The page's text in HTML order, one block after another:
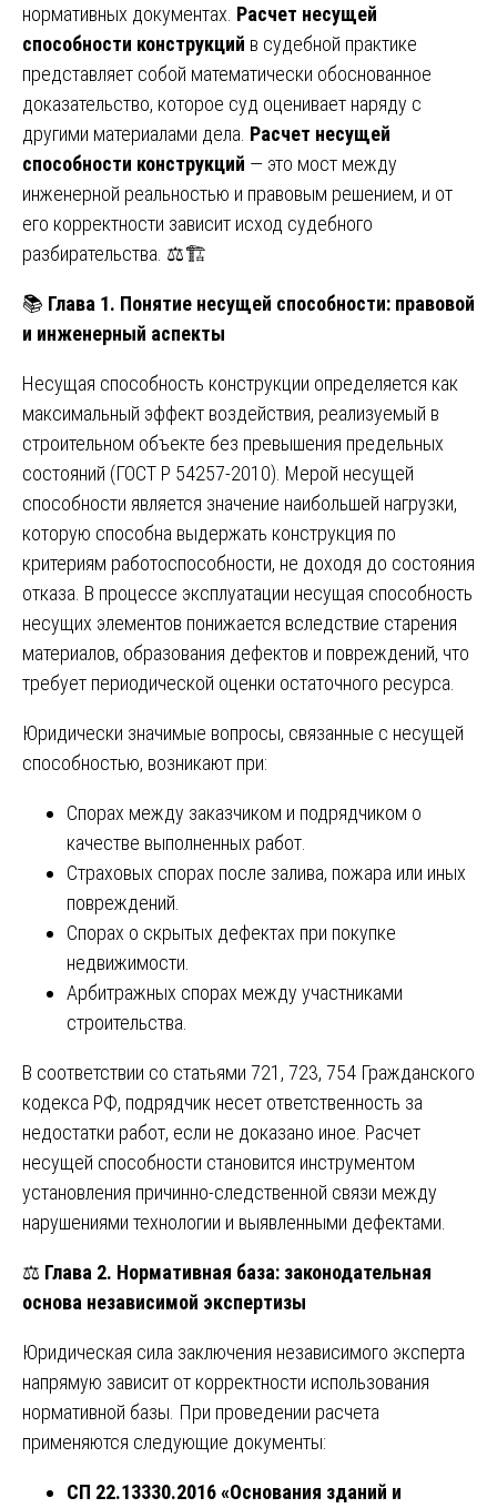
нормативных документах. Расчет несущей
способности конструкций в судебной практике
представляет собой математически обоснованное
доказательство, которое суд оценивает наряду с
другими материалами дела. Расчет несущей
способности конструкций — это мост между
инженерной реальностью и правовым решением, и от
его корректности зависит исход судебного
разбирательства. ⚖️🏗️
📚 Глава 1. Понятие несущей способности: правовой
и инженерный аспекты
Несущая способность конструкции определяется как
максимальный эффект воздействия, реализуемый в
строительном объекте без превышения предельных
состояний (ГОСТ Р 54257-2010). Мерой несущей
способности является значение наибольшей нагрузки,
которую способна выдержать конструкция по
критериям работоспособности, не доходя до состояния
отказа. В процессе эксплуатации несущая способность
несущих элементов понижается вследствие старения
материалов, образования дефектов и повреждений, что
требует периодической оценки остаточного ресурса.
Юридически значимые вопросы, связанные с несущей
способностью, возникают при:
Спорах между заказчиком и подрядчиком о
качестве выполненных работ.
Страховых спорах после залива, пожара или иных
повреждений.
Спорах о скрытых дефектах при покупке
недвижимости.
Арбитражных спорах между участниками
строительства.
В соответствии со статьями 721, 723, 754 Гражданского
кодекса РФ, подрядчик несет ответственность за
недостатки работ, если не доказано иное. Расчет
несущей способности становится инструментом
установления причинно-следственной связи между
нарушениями технологии и выявленными дефектами.
⚖️ Глава 2. Нормативная база: законодательная
основа независимой экспертизы
Юридическая сила заключения независимого эксперта
напрямую зависит от корректности использования
нормативной базы. При проведении расчета
применяются следующие документы:
СП 22.13330.2016 «Основания зданий и